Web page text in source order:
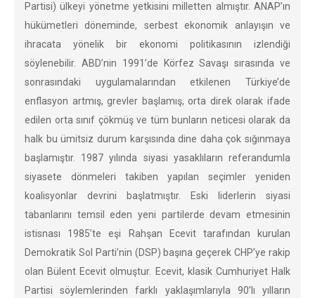
Partisi) ülkeyi yönetme yetkisini milletten almıştır. ANAP’ın
hükümetleri döneminde, serbest ekonomik anlayışın ve
ihracata yönelik bir ekonomi politikasının izlendiği
söylenebilir. ABD’nin 1991’de Körfez Savaşı sırasında ve
sonrasındaki uygulamalarından etkilenen Türkiye’de
enflasyon artmış, grevler başlamış, orta direk olarak ifade
edilen orta sınıf çökmüş ve tüm bunların neticesi olarak da
halk bu ümitsiz durum karşısında dine daha çok sığınmaya
başlamıştır. 1987 yılında siyasi yasaklıların referandumla
siyasete dönmeleri takiben yapılan seçimler yeniden
koalisyonlar devrini başlatmıştır. Eski liderlerin siyasi
tabanlarını temsil eden yeni partilerde devam etmesinin
istisnası 1985’te eşi Rahşan Ecevit tarafından kurulan
Demokratik Sol Parti’nin (DSP) başına geçerek CHP’ye rakip
olan Bülent Ecevit olmuştur. Ecevit, klasik Cumhuriyet Halk
Partisi söylemlerinden farklı yaklaşımlarıyla 90’lı yılların